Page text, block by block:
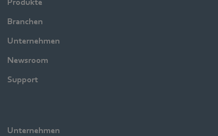
Produkte
Branchen
Unternehmen
Newsroom
Support
Unternehmen